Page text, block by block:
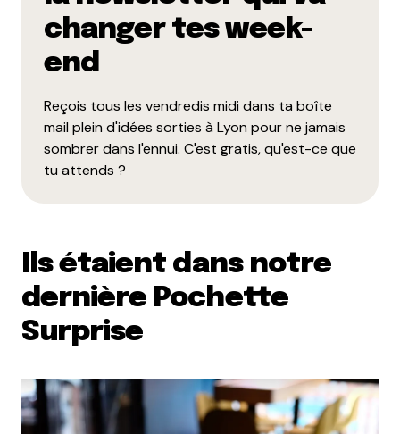
changer tes week-
end
Reçois tous les vendredis midi dans ta boîte
mail plein d'idées sorties à Lyon pour ne jamais
sombrer dans l'ennui. C'est gratis, qu'est-ce que
tu attends ?
Ils étaient dans notre
dernière Pochette
Surprise